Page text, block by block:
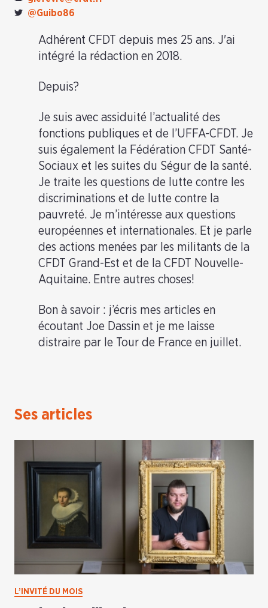
@Guibo86
Adhérent CFDT depuis mes 25 ans. J'ai
intégré la rédaction en 2018.
Depuis?
Je suis avec assiduité l’actualité des
fonctions publiques et de l’UFFA-CFDT. Je
suis également la Fédération CFDT Santé-
Sociaux et les suites du Ségur de la santé.
Je traite les questions de lutte contre les
discriminations et de lutte contre la
pauvreté. Je m’intéresse aux questions
européennes et internationales. Et je parle
des actions menées par les militants de la
CFDT Grand-Est et de la CFDT Nouvelle-
Aquitaine. Entre autres choses!
Bon à savoir : j’écris mes articles en
écoutant Joe Dassin et je me laisse
distraire par le Tour de France en juillet.
Ses articles
L’INVITÉ DU MOIS